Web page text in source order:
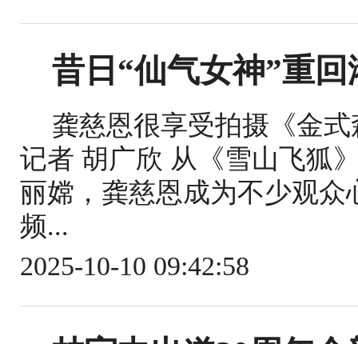
昔日“仙气女神”重
龚慈恩很享受拍摄《金
记者 胡广欣 从《雪山飞狐
丽嫦，龚慈恩成为不少观
频...
2025-10-10 09:42:58